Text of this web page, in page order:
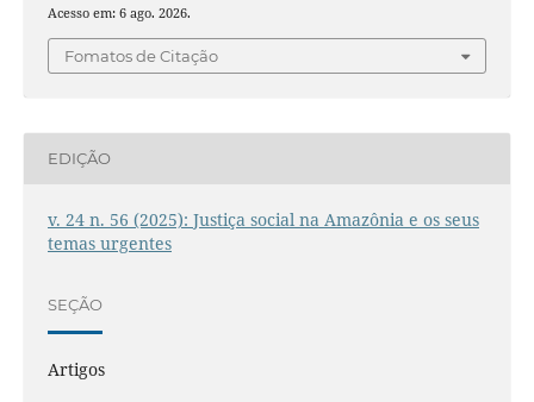
Acesso em: 6 ago. 2026.
Fomatos de Citação
EDIÇÃO
v. 24 n. 56 (2025): Justiça social na Amazônia e os seus
temas urgentes
SEÇÃO
Artigos